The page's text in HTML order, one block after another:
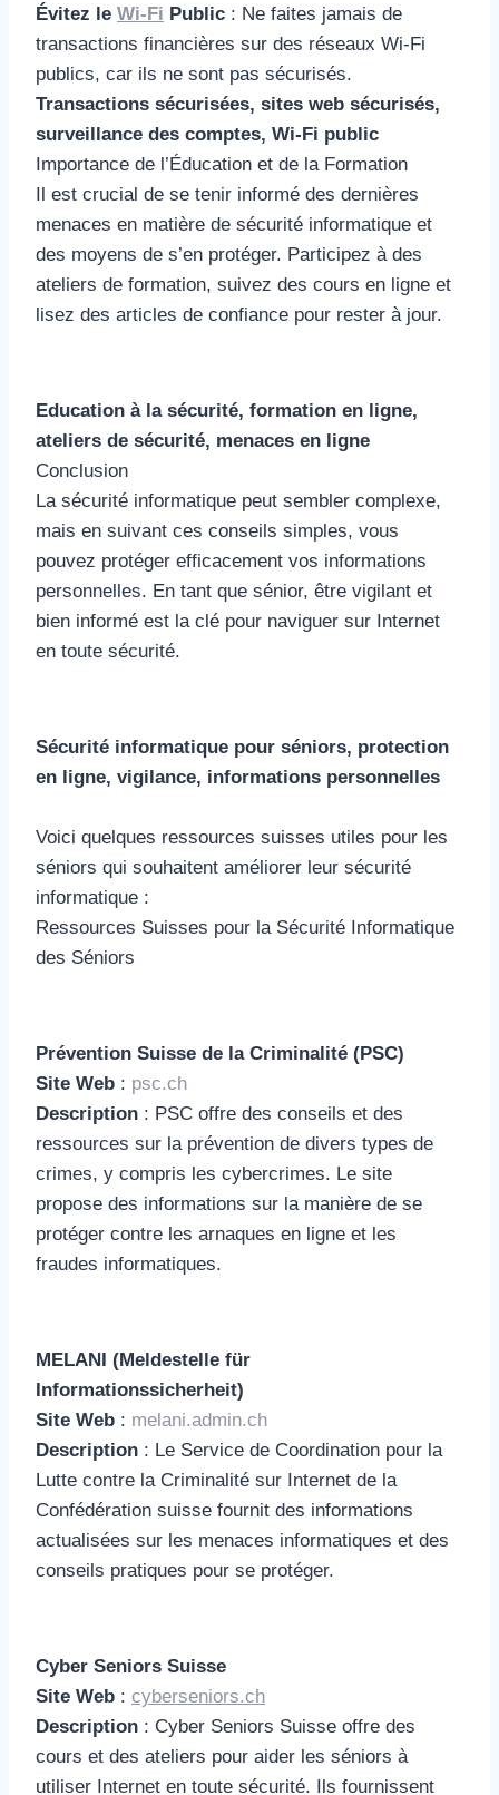
Évitez le Wi-Fi Public : Ne faites jamais de
transactions financières sur des réseaux Wi-Fi
publics, car ils ne sont pas sécurisés.
Transactions sécurisées, sites web sécurisés,
surveillance des comptes, Wi-Fi public
Importance de l’Éducation et de la Formation
Il est crucial de se tenir informé des dernières
menaces en matière de sécurité informatique et
des moyens de s’en protéger. Participez à des
ateliers de formation, suivez des cours en ligne et
lisez des articles de confiance pour rester à jour.
Education à la sécurité, formation en ligne,
ateliers de sécurité, menaces en ligne
Conclusion
La sécurité informatique peut sembler complexe,
mais en suivant ces conseils simples, vous
pouvez protéger efficacement vos informations
personnelles. En tant que sénior, être vigilant et
bien informé est la clé pour naviguer sur Internet
en toute sécurité.
Sécurité informatique pour séniors, protection
en ligne, vigilance, informations personnelles
Voici quelques ressources suisses utiles pour les
séniors qui souhaitent améliorer leur sécurité
informatique :
Ressources Suisses pour la Sécurité Informatique
des Séniors
Prévention Suisse de la Criminalité (PSC)
Site Web : psc.ch
Description : PSC offre des conseils et des
ressources sur la prévention de divers types de
crimes, y compris les cybercrimes. Le site
propose des informations sur la manière de se
protéger contre les arnaques en ligne et les
fraudes informatiques.
MELANI (Meldestelle für
Informationssicherheit)
Site Web : melani.admin.ch
Description : Le Service de Coordination pour la
Lutte contre la Criminalité sur Internet de la
Confédération suisse fournit des informations
actualisées sur les menaces informatiques et des
conseils pratiques pour se protéger.
Cyber Seniors Suisse
Site Web : cyberseniors.ch
Description : Cyber Seniors Suisse offre des
cours et des ateliers pour aider les séniors à
utiliser Internet en toute sécurité. Ils fournissent